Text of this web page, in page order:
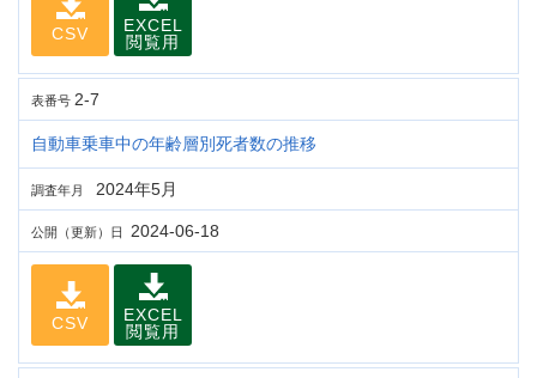
CSV
EXCEL
閲覧用
表番号 2-7
自動車乗車中の年齢層別死者数の推移
調査年月 2024年5月
公開（更新）日 2024-06-18
CSV
EXCEL
閲覧用